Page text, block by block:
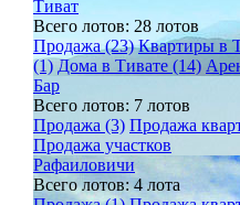
Тиват
Всего лотов: 28 лотов
Продажа (23) Квартиры в
(1) Дома в Тивате (14)
Бар
Всего лотов: 7 лотов
Продажа (3) Продажа
Продажа участков
Рафаиловичи
Всего лотов: 4 лота